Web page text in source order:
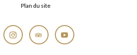
Plan du site